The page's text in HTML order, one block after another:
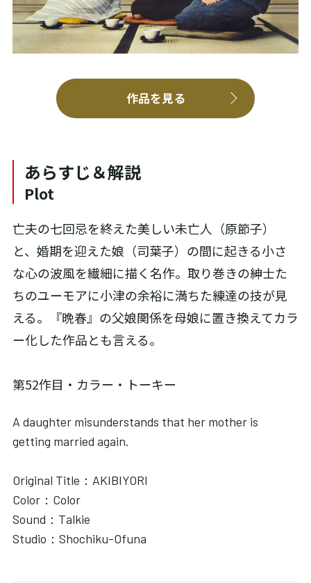
作品を見る
あらすじ＆解説
Plot
亡夫の七回忌を終えた美しい未亡人（原節子）
と、婚期を迎えた娘（司葉子）の間に起きる小さ
な心の波風を繊細に描く名作。取り巻きの紳士た
ちのユーモアに小津の余裕に満ちた練達の技が見
える。『晩春』の父娘関係を母娘に置き換えてカラ
ー化した作品とも言える。
第52作目・カラー・トーキー
A daughter misunderstands that her mother is
getting married again.
Original Title：AKIBIYORI
Color：Color
Sound：Talkie
Studio：Shochiku-Ofuna